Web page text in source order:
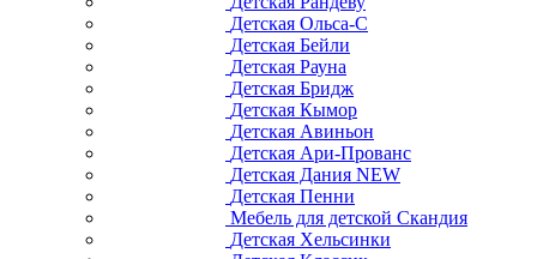
Детская Ольса-С
Детская Бейли
Детская Рауна
Детская Бридж
Детская Кымор
Детская Авиньон
Детская Ари-Прованс
Детская Дания NEW
Детская Пенни
Мебель для детской Скандия
Детская Хельсинки